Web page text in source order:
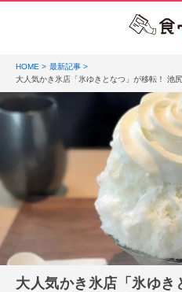
HOME
最新記事
大人気かき氷店「氷ゆきとなつ」が移転！ 池
大人気かき氷店「氷ゆ